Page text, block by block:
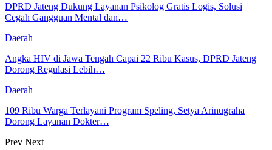
DPRD Jateng Dukung Layanan Psikolog Gratis Logis, Solusi
Cegah Gangguan Mental dan…
Daerah
Angka HIV di Jawa Tengah Capai 22 Ribu Kasus, DPRD Jateng
Dorong Regulasi Lebih…
Daerah
109 Ribu Warga Terlayani Program Speling, Setya Arinugraha
Dorong Layanan Dokter…
Prev Next